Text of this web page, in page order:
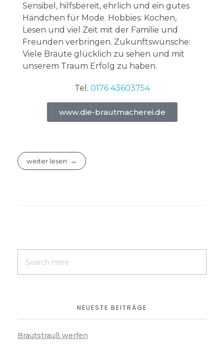
Sensibel, hilfsbereit, ehrlich und ein gutes
Händchen für Mode. Hobbies: Kochen,
Lesen und viel Zeit mit der Familie und
Freunden verbringen. Zukunftswünsche:
Viele Bräute glücklich zu sehen und mit
unserem Traum Erfolg zu haben.
Tel. 0176 43603754
www.die-brautmacherei.de
weiter lesen
NEUESTE BEITRÄGE
Brautstrauß werfen